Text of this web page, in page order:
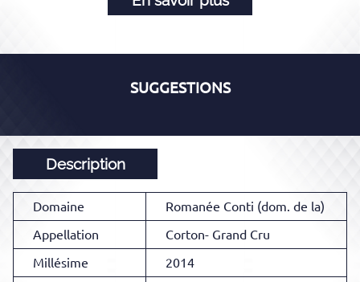
SUGGESTIONS
Description
Domaine
Romanée Conti (dom. de la)
Appellation
Corton- Grand Cru
Millésime
2014